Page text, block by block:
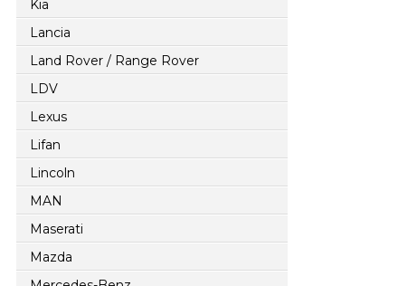
Kia
Lancia
Land Rover / Range Rover
LDV
Lexus
Lifan
Lincoln
MAN
Maserati
Mazda